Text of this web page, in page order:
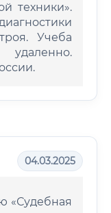
техники».
Учеба
04.03.2025
«Судебная